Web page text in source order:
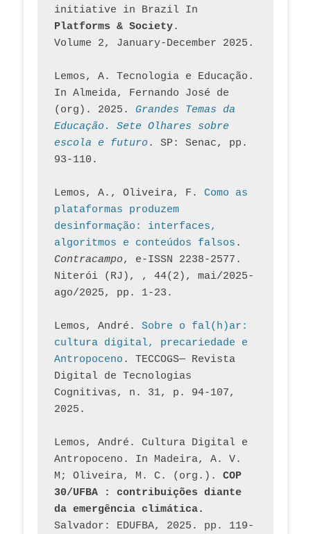
initiative in Brazil In
Platforms & Society.
Volume 2, January-December 2025.
Lemos, A. Tecnologia e Educação.
In Almeida, Fernando José de
(org). 2025. Grandes Temas da
Educação. Sete Olhares sobre
escola e futuro. SP: Senac, pp.
93-110.
Lemos, A., Oliveira, F. Como as
plataformas produzem
desinformação: interfaces,
algoritmos e conteúdos falsos
Contracampo, e-ISSN 2238-2577.
Niterói (RJ), , 44(2), mai/2025-
ago/2025, pp. 1-23.
Lemos, André. Sobre o fal(h)ar:
cultura digital, precariedade e
Antropoceno . TECCOGS— Revista
Digital de Tecnologias
Cognitivas, n. 31, p. 94-107,
2025.
Lemos, André. Cultura Digital e
Antropoceno. In Madeira, A. V.
M; Oliveira, M. C. (org.). COP
30/UFBA : contribuições diante
da emergência climática.
Salvador: EDUFBA, 2025. pp. 119-